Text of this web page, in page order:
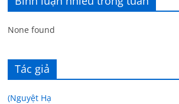
None found
Tác giả
(Nguyệt Hạ